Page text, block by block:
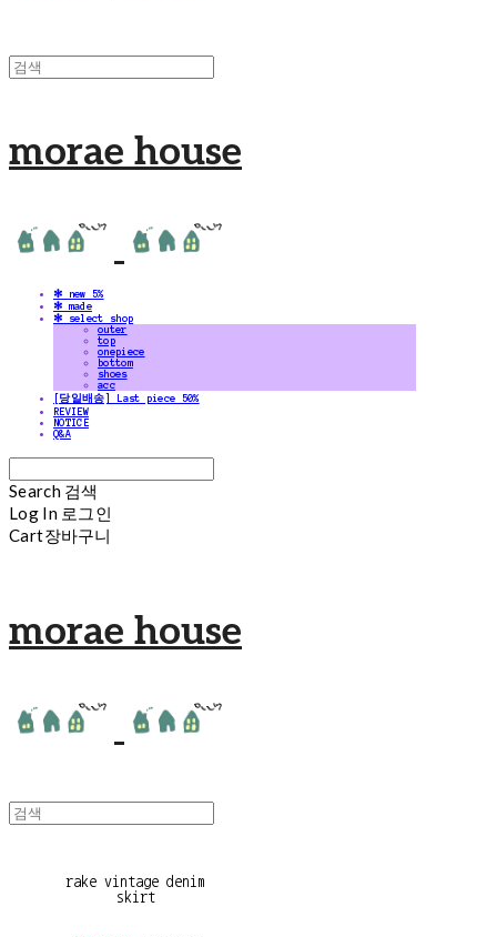
morae house
✻ new 5%
✻ made
✻ select shop
outer
top
onepiece
bottom
shoes
acc
[당일배송] Last piece 50%
REVIEW
NOTICE
Q&A
Search 검색
Log In 로그인
Cart장바구니
morae house
rake vintage denim
skirt